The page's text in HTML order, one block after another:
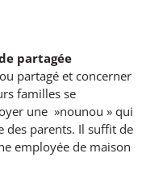
partagée
partagé et concerner
familles se
une »nounou » qui
des parents. Il suffit de
employée de maison